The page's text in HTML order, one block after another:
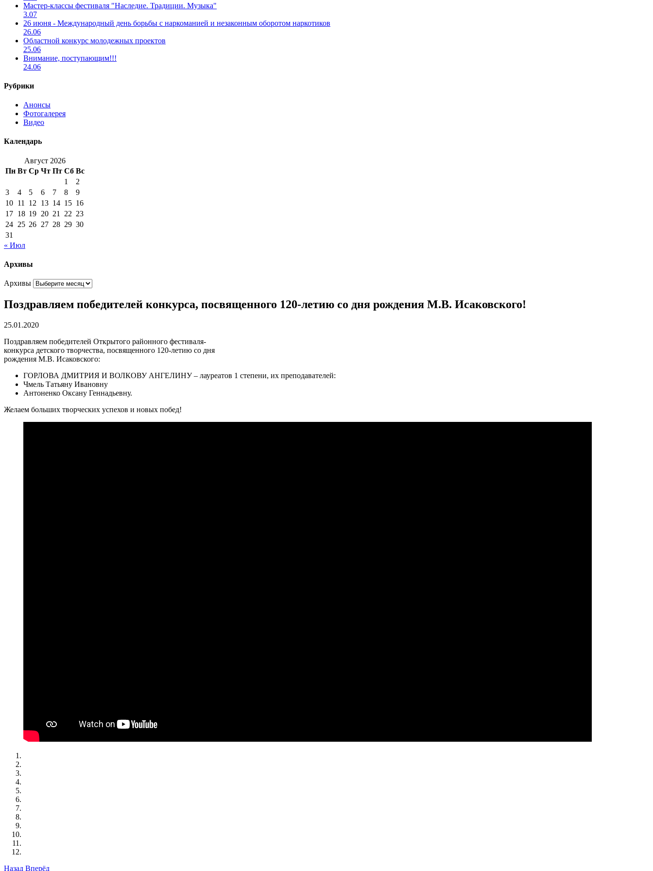
Мастер-классы фестиваля "Наследие. Традиции. Музыка"
3.07
26 июня - Международный день борьбы с наркоманией и незаконным оборотом наркотиков
26.06
Областной конкурс молодежных проектов
25.06
Внимание, поступающим!!!
24.06
Рубрики
Анонсы
Фотогалерея
Видео
Календарь
Август 2026
Пн Вт Ср Чт Пт Сб Вс
1
2
3
4 5 6 7 8
9
10 11 12 13 14 15 16
17 18 19 20 21 22 23
24 25 26 27 28 29 30
31
« Июл
Архивы
Архивы
Поздравляем победителей конкурса, посвященного 120-летию со дня рождения М.В. Исаковского!
25.01.2020
Поздравляем победителей Открытого районного фестиваля-
конкурса детского творчества, посвященного 120-летию со дня
рождения М.В. Исаковского:
ГОРЛОВА ДМИТРИЯ И ВОЛКОВУ АНГЕЛИНУ – лауреатов 1 степени, их преподавателей:
Чмель Татьяну Ивановну
Антоненко Оксану Геннадьевну.
Желаем больших творческих успехов и новых побед!
Назад Вперёд